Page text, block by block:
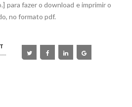
para fazer o download e imprimir o
no formato pdf.